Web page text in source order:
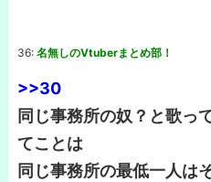
36: 名無しのVtuberまとめ部！
>>30
同じ事務所の奴？と歌っ
てことは
同じ事務所の最低一人は